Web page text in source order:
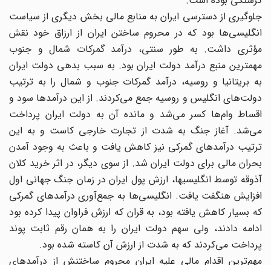
جلوگیری از دسترسی ایران به منابع مالی بخش دیگری از سیاست
انگلیسی‌ها ‌‌بود که در محروم ساختن ایران از ارزاق خود نقش
مؤثری داشت. به طور سنتی، درآمد گمرکات شمال و جنوب
مهمترین منبع درآمد دولت ایران بود. به سبب بدهی دولت ایران
به بریتانیا و روسیه، درآمد گمرکات جنوب و شمال را به ترتیب
دولت‌های ‌‌انگلیس و روسیه جمع می‌‌کردند. از این درآمدها سود و
اقساط وام‌ها ‌‌کسر می‌‌شد و مانده آن به دولت ایران پرداخت
می‌‌شد. آغاز جنگ به شدت از تجارت خارجی کاست و به این
ترتیب درآمدهای گمرکی نیز کاهش یافت و باعث به وجود آمدن
بحران مالی برای دولت ایران شد. از سوی دیگر، در اثر خرید کلان
آذوقه توسط انگلیسیها، ارزش پول ایران در زمان جنگ جهانی اول
افزایش هنگفت یافت. انگلیسی‌ها ‌‌به جمع‌آوری درآمدهای گمرکی
که بسیار کاهش یافته بود، به قران که ارزش فراوان پیدا کرده بود
ادامه دادند، ولی سهم دولت ایران را به همان رقم ثابت پوند
پرداخت می‌‌کردند که به شدت از ارزش آن کاسته شده بود.
مهم‌ترین اقدام مالی علیه ایران محروم ساختنش از درآمدهای